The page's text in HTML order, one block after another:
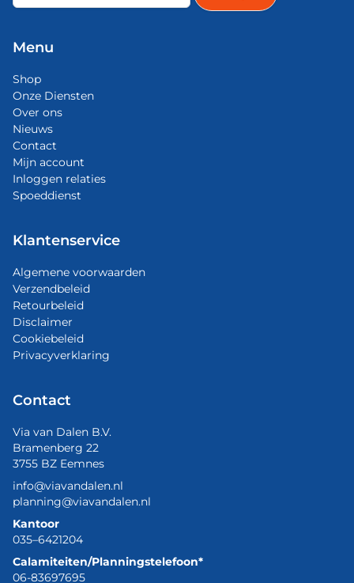
Menu
Shop
Onze Diensten
Over ons
Nieuws
Contact
Mijn account
Inloggen relaties
Spoeddienst
Klantenservice
Algemene voorwaarden
Verzendbeleid
Retourbeleid
Disclaimer
Cookiebeleid
Privacyverklaring
Contact
Via van Dalen B.V.
Bramenberg 22
3755 BZ Eemnes
info@viavandalen.nl
planning@viavandalen.nl
Kantoor
035–6421204
Calamiteiten/Planningstelefoon*
06-83697695